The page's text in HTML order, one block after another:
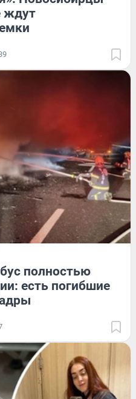
ждут
полностью
есть погибшие